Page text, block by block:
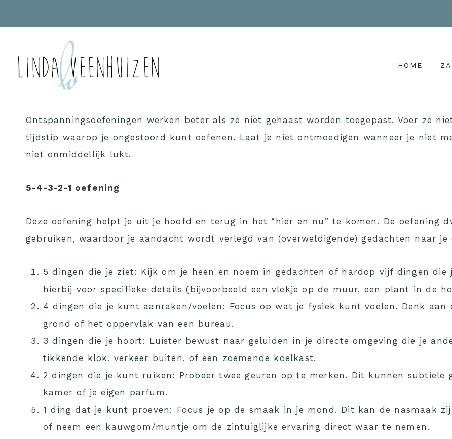
naar
HOME
Ontspanningsoefeningen werken beter als ze niet gehaast worden toegepast. Voer ze
tijdstip waarop je ongestoord kunt oefenen. Laat je niet ontmoedigen wanneer je niet
niet onmiddellijk lukt.
5-4-3-2-1 oefening
Deze oefening helpt je uit je hoofd en terug in het “hier en nu” te komen. De oefening
gebruiken, waardoor je aandacht wordt verlegd van (overweldigende) gedachten naar je
5 dingen die je ziet: Kijk om je heen en noem in gedachten of hardop vijf dingen
hierbij voor specifieke details (bijvoorbeeld een vlekje op de muur, een plant in de
4 dingen die je kunt aanraken/voelen: Focus op wat je fysiek kunt voelen. Denk
grond of het oppervlak van een bureau.
3 dingen die je hoort: Luister bewust naar geluiden in je directe omgeving die je
tikkende klok, verkeer buiten, of een zoemende koelkast.
2 dingen die je kunt ruiken: Probeer twee geuren op te merken. Dit kunnen
kamer of je eigen parfum.
1 ding dat je kunt proeven: Focus je op de smaak in je mond. Dit kan de nasmaak
of neem een kauwgom/muntje om de zintuiglijke ervaring direct waar te nemen.